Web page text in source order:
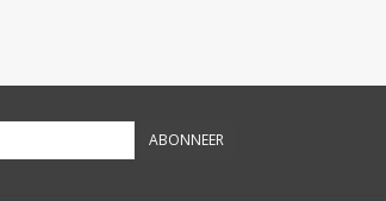
ABONNEER